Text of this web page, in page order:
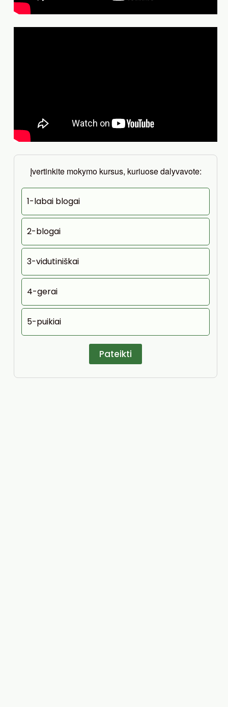
Įvertinkite mokymo kursus, kuriuose dalyvavote:
1-labai blogai
2-blogai
3-vidutiniškai
4-gerai
5-puikiai